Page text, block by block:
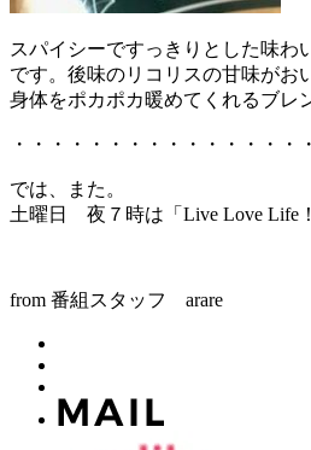
スパイシーですっきりとした味わ
です。後味のリコリスの甘味がお
身体をポカポカ暖めてくれるブレ
・・・・・・・・・・・・・・
では、また。
土曜日 夜７時は「Live Love Life
from 番組スタッフ arare